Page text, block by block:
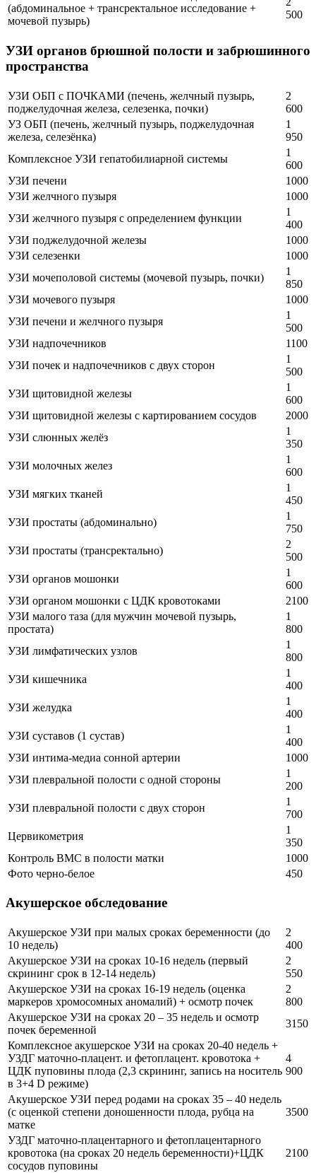
(абдоминальное + трансректальное исследование +
мочевой пузырь)
500
УЗИ органов брюшной полости и забрюшинного
пространства
УЗИ ОБП с ПОЧКАМИ (печень, желчный пузырь,
поджелудочная железа, селезенка, почки)
2
600
УЗ ОБП (печень, желчный пузырь, поджелудочная
железа, селезёнка)
1
950
Комплексное УЗИ гепатобилиарной системы
1
600
УЗИ печени
1000
УЗИ желчного пузыря
1000
УЗИ желчного пузыря с определением функции
1
400
УЗИ поджелудочной железы
1000
УЗИ селезенки
1000
УЗИ мочеполовой системы (мочевой пузырь, почки)
1
850
УЗИ мочевого пузыря
1000
УЗИ печени и желчного пузыря
1
500
УЗИ надпочечников
1100
УЗИ почек и надпочечников с двух сторон
1
500
УЗИ щитовидной железы
1
600
УЗИ щитовидной железы с картированием сосудов
2000
УЗИ слюнных желёз
1
350
УЗИ молочных желез
1
600
УЗИ мягких тканей
1
450
УЗИ простаты (абдоминально)
1
750
УЗИ простаты (трансректально)
2
500
УЗИ органов мошонки
1
600
УЗИ органом мошонки с ЦДК кровотоками
2100
УЗИ малого таза (для мужчин мочевой пузырь,
простата)
1
800
УЗИ лимфатических узлов
1
800
УЗИ кишечника
1
400
УЗИ желудка
1
400
УЗИ суставов (1 сустав)
1
400
УЗИ интима-медиа сонной артерии
1000
УЗИ плевральной полости с одной стороны
1
200
УЗИ плевральной полости с двух сторон
1
700
Цервикометрия
1
350
Контроль ВМС в полости матки
1000
Фото черно-белое
450
Акушерское обследование
Акушерское УЗИ при малых сроках беременности (до
10 недель)
2
400
Акушерское УЗИ на сроках 10-16 недель (первый
скрининг срок в 12-14 недель)
2
550
Акушерское УЗИ на сроках 16-19 недель (оценка
маркеров хромосомных аномалий) + осмотр почек
2
800
Акушерское УЗИ на сроках 20 – 35 недель и осмотр
почек беременной
3150
Комплексное акушерское УЗИ на сроках 20-40 недель +
УЗДГ маточно-плацент. и фетоплацент. кровотока +
ЦДК пуповины плода (2,3 скрининг, запись на носитель
в 3+4 D режиме)
4
900
Акушерское УЗИ перед родами на сроках 35 – 40 недель
(с оценкой степени доношенности плода, рубца на
матке
3500
УЗДГ маточно-плацентарного и фетоплацентарного
кровотока (на сроках 20 недель беременности)+ЦДК
сосудов пуповины
2100